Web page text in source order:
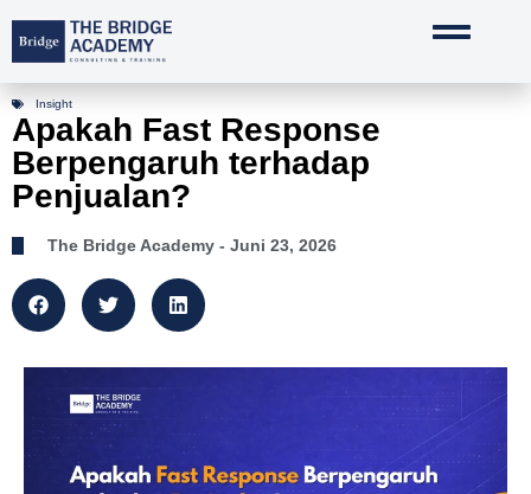
Lewati
ke
konten
Insight
Apakah Fast Response
Berpengaruh terhadap
Penjualan?
The Bridge Academy - Juni 23, 2026